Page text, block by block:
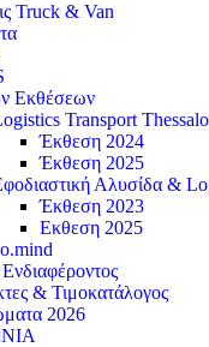
Truck & Van
Εκθέσεων
Transport
Έκθεση 2024
Έκθεση 2025
Αλυσίδα &
Έκθεση 2023
Εκθεση 2025
& Τιμοκατάλογος
2026